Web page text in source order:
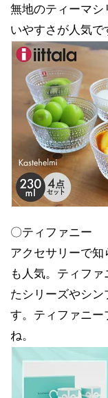
無地のティーマ
いやすさが人気で
〇ティファニー
アクセサリーで
も人気。ティフ
たシリーズやシ
す。ティファニ
ね。